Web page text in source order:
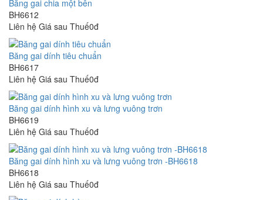
Băng gai chia một bên
BH6612
Liên hệ Giá sau Thuế0đ
Băng gai dính tiêu chuẩn
BH6617
Liên hệ Giá sau Thuế0đ
Băng gai dính hình xu và lưng vuông trơn
BH6619
Liên hệ Giá sau Thuế0đ
Băng gai dính hình xu và lưng vuông trơn -BH6618
BH6618
Liên hệ Giá sau Thuế0đ